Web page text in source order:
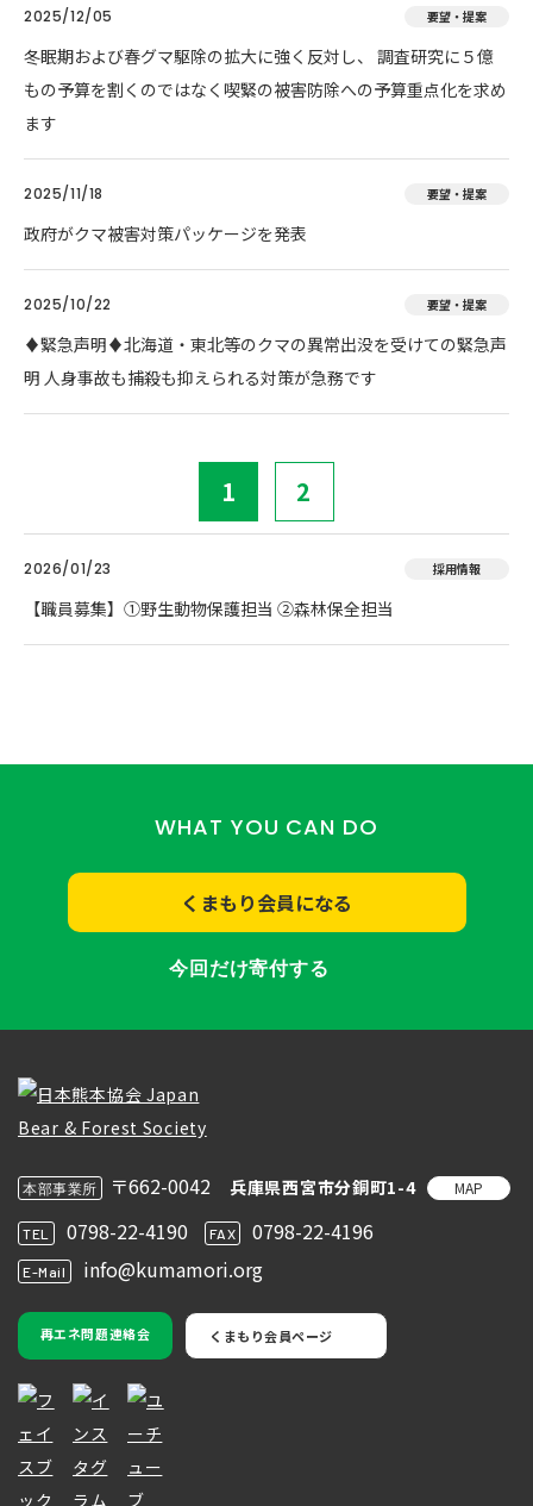
2025/12/05 要望・提案
冬眠期および春グマ駆除の拡大に強く反対し、 調査研究に５億
もの予算を割くのではなく喫緊の被害防除への予算重点化を求め
ます
2025/11/18 要望・提案
政府がクマ被害対策パッケージを発表
2025/10/22 要望・提案
♦️緊急声明♦️北海道・東北等のクマの異常出没を受けての緊急声
明 人身事故も捕殺も抑えられる対策が急務です
1 2
2026/01/23 採用情報
【職員募集】①野生動物保護担当 ②森林保全担当
WHAT YOU CAN DO
くまもり会員になる
今回だけ寄付する
本部事業所 〒662-0042 兵庫県西宮市分銅町1-4 MAP
TEL 0798-22-4190 FAX 0798-22-4196
E-Mail info@kumamori.org
再エネ問題連絡会 くまもり会員ページ